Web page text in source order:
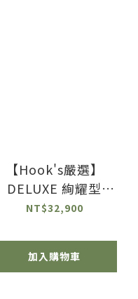
【Hook's嚴選】
DELUXE 絢耀型
ANIMA DELUXE 綻放
NT$32,900
加入購物車